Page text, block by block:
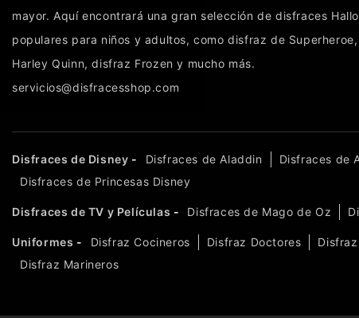
mayor. Aquí encontrará una gran selección dedisfraces
populares para niños y adultos, comodisfraz de Superheroe
Harley Quinn,disfraz Frozen y mucho más.
servicios@disfracesshop.com
Disfraces de Disney - Disfraces de Aladdin
Disfraces de
Disfraces de Princesas Disney
Disfraces de TV y Películas - Disfraces de Mago de Oz
Uniformes - Disfraz Cocineros Disfraz Doctores
Disfraz Marineros